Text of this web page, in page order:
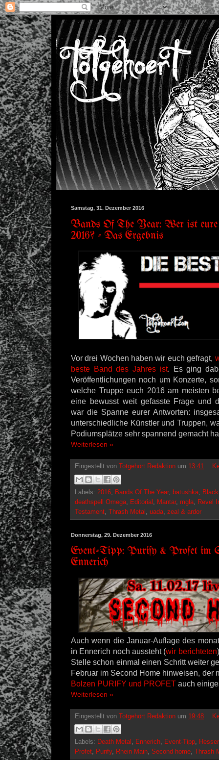
Samstag, 31. Dezember 2016
Bands Of The Year: Wer ist
2016? - Das Ergebnis
Vor drei Wochen haben wir euch gefragt,
beste Band des Jahres ist. Es ging
Veröffentlichungen noch um Konzerte,
welche Truppe euch 2016 am meisten
eine bewusst weit gefasste Frage und
war die Spanne eurer Antworten:
unterschiedliche Künstler und Truppen,
Podiumsplätze sehr spannend gemacht
Weiterlesen »
Eingestellt von Totgehört Redaktion um 13:41
Labels: 2016 Bands Of The Year, batushka
deathspell Omega Editorial Mantar, mgla Revel
Testament Thrash Metal uada zeal & ardor
Donnerstag, 29. Dezember 2016
Event-Tipp: Purify & Profet im
Ennerich
Auch wenn die Januar-Auflage des
in Ennerich noch aussteht (wir berichteten
Stelle schon einmal einen Schritt weiter
Februar im Second Home hinweisen, der
Bolzen PURIFY und PROFET auch
Weiterlesen »
Eingestellt von Totgehört Redaktion um 19:48
Labels: Death Metal , Ennerich, Event-Tipp,
Profet, Purify, Rhein Main, Second home, Thrash